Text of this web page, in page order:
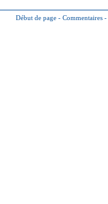
Début de page - Commentaires -